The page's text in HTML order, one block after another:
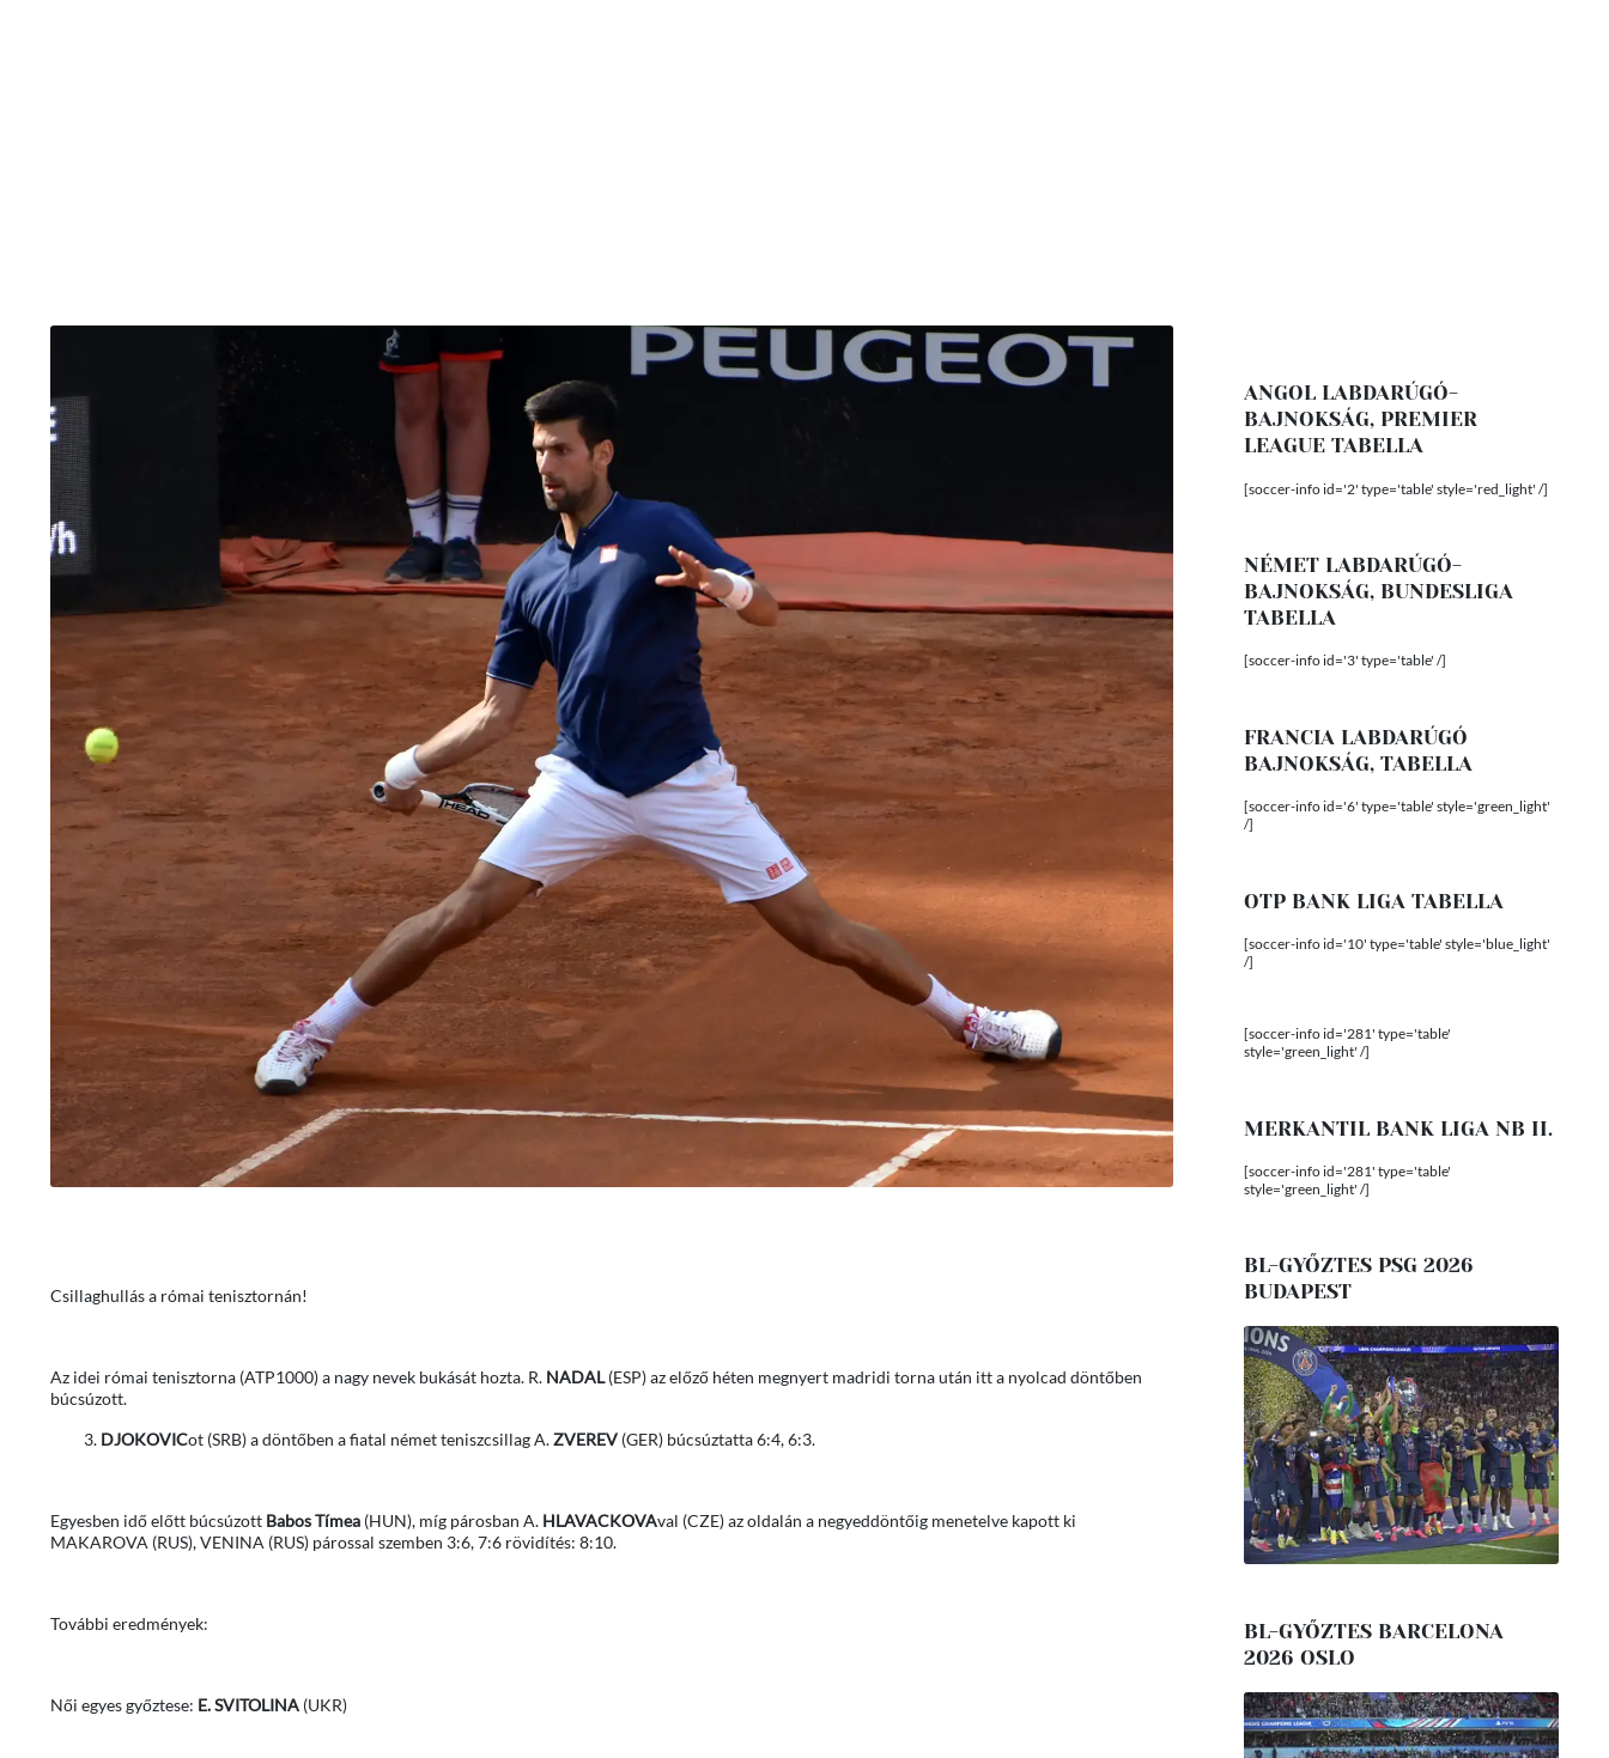
Csillaghullás a római tenisztornán!
Az idei római tenisztorna (ATP1000) a nagy nevek bukását hozta. R. NADAL(ESP) az előző héten megnyert madridi torna után itt a nyolcad döntőben
búcsúzott.
DJOKOVICot (SRB) a döntőben a fiatal német teniszcsillag A.ZVEREV(GER) búcsúztatta 6:4, 6:3.
Egyesben idő előtt búcsúzott Babos Tímea (HUN), míg párosban A. HLAVACKOVAval (CZE) az oldalán a negyeddöntőig menetelve kapott ki
MAKAROVA (RUS), VENINA (RUS) párossal szemben 3:6, 7:6 rövidítés: 8:10.
További eredmények:
Női egyes győztese: E. SVITOLINA(UKR)
ANGOL LABDARÚGÓ-
BAJNOKSÁG, PREMIER
LEAGUE TABELLA
[soccer-info id='2' type='table' style='red_light' /]
NÉMET LABDARÚGÓ-
BAJNOKSÁG, BUNDESLIGA
TABELLA
[soccer-info id='3' type='table' /]
FRANCIA LABDARÚGÓ
BAJNOKSÁG, TABELLA
[soccer-info id='6' type='table' style='green_light'
/]
OTP BANK LIGA TABELLA
[soccer-info id='10' type='table' style='blue_light'
/]
[soccer-info id='281' type='table'
style='green_light' /]
MERKANTIL BANK LIGA NB II.
[soccer-info id='281' type='table'
style='green_light' /]
BL-GYŐZTES PSG 2026
BUDAPEST
BL-GYŐZTES BARCELONA
2026 OSLO